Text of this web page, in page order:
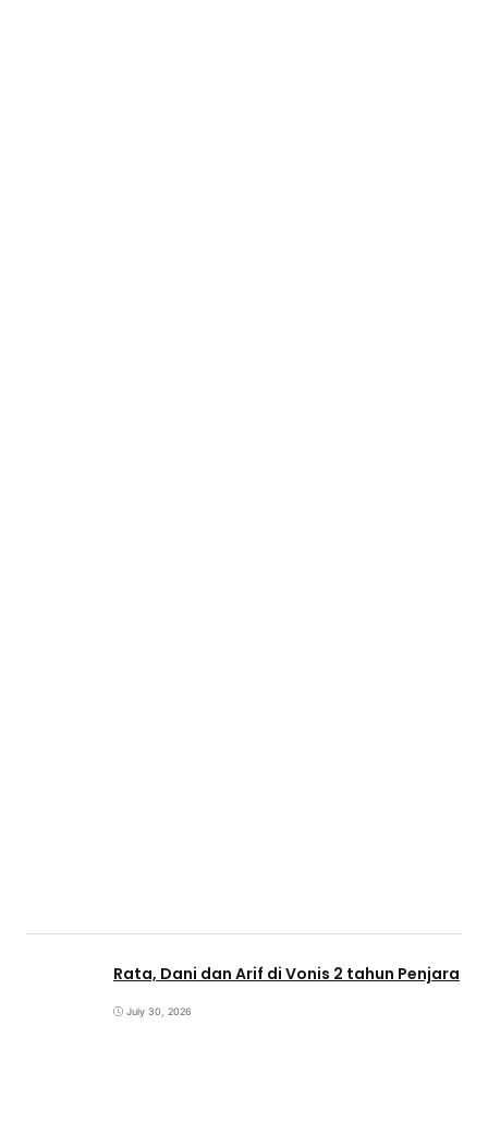
Rata, Dani dan Arif di Vonis 2 tahun Penjara
July 30, 2026